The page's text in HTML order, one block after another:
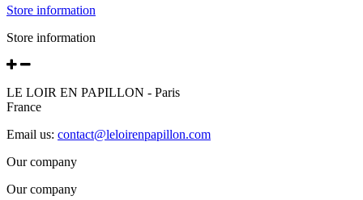
Store information
Store information
LE LOIR EN PAPILLON - Paris
France
Email us: contact@leloirenpapillon.com
Our company
Our company